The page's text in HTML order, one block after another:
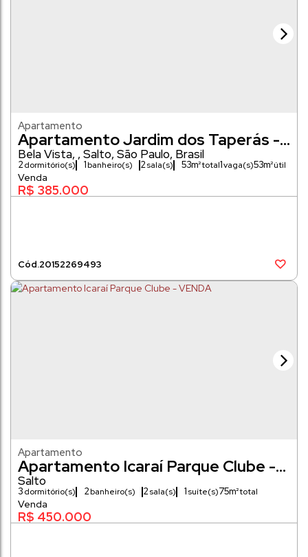
Apartamento Jardim dos Taperás -
VENDA
Apartamento
R$ 385.000
20152269493
Bela Vista , Salto, São Paulo, Brasil
2dormitório(s) 1banheiro(s) 2sala(s) 53m² 1vaga(s)53m²
Apartamento Icaraí Parque Clube -
VENDA
Apartamento
R$ 450.000
Salto
3dormitório(s) 2banheiro(s) 2sala(s) 1 suíte(s)75m²
75m²